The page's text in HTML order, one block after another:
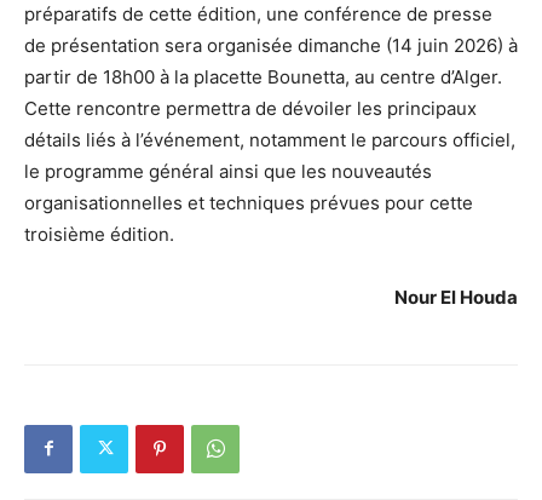
préparatifs de cette édition, une conférence de presse
de présentation sera organisée dimanche (14 juin 2026) à
partir de 18h00 à la placette Bounetta, au centre d’Alger.
Cette rencontre permettra de dévoiler les principaux
détails liés à l’événement, notamment le parcours officiel,
le programme général ainsi que les nouveautés
organisationnelles et techniques prévues pour cette
troisième édition.
Nour El Houda